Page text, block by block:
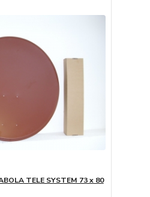
TELE SYSTEM 73 x 80